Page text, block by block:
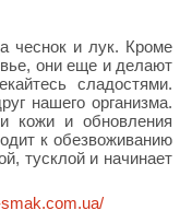
чеснок и лук. Кроме
они еще и делают
сладостями.
нашего организма.
кожи и обновления
к обезвоживанию
тусклой и начинает